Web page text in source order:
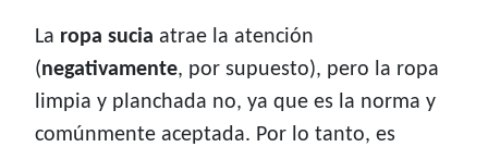
La ropa sucia atrae la atención
(negativamente, por supuesto), pero la ropa
limpia y planchada no, ya que es la norma y
comúnmente aceptada. Por lo tanto, es